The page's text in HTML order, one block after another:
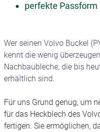
perfekte Passform
Wer seinen Volvo Buckel
kennt die wenig
Nachbaubleche, die bis
erhältlich sind.
Für uns Grund genug, um
für das Heckblech des
fertigen. Sie ermöglichen,